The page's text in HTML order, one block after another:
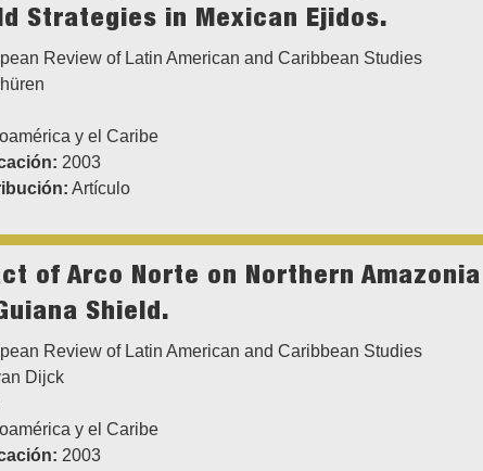
Strategies in Mexican Ejidos.
Review of Latin American and Caribbean Studies
y el Caribe
2003
Artículo
of Arco Norte on Northern Amazonia
Shield.
Review of Latin American and Caribbean Studies
Dijck
y el Caribe
2003